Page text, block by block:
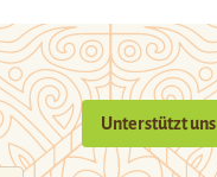
Unterstützt uns